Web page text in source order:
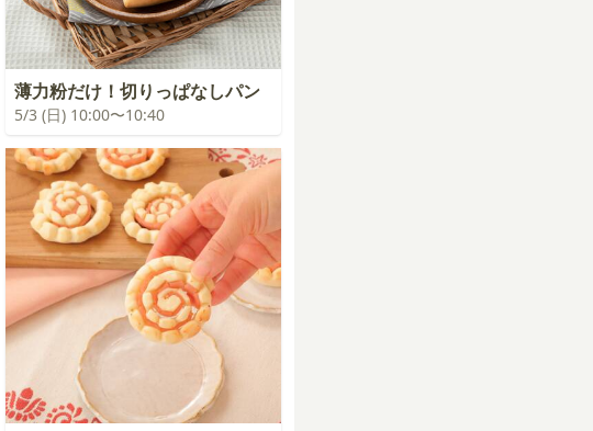
薄力粉だけ！切りっぱなしパン
5/3 (日) 10:00〜10:40